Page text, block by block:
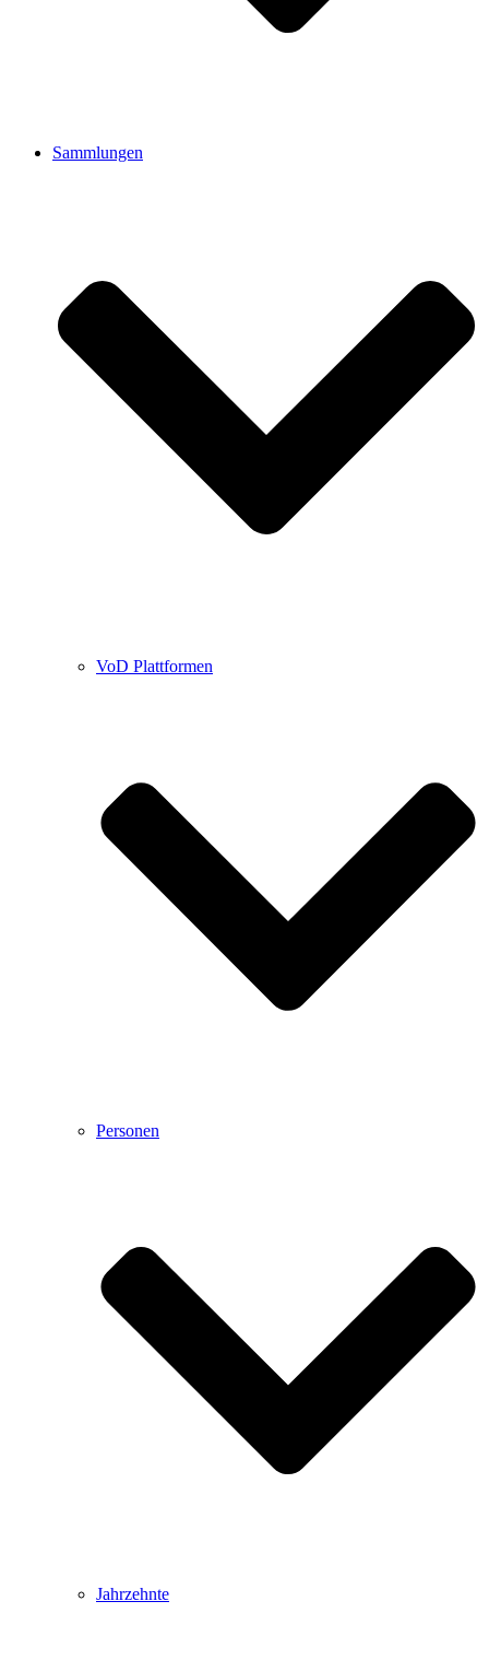
Sammlungen
VoD Plattformen
Personen
Jahrzehnte